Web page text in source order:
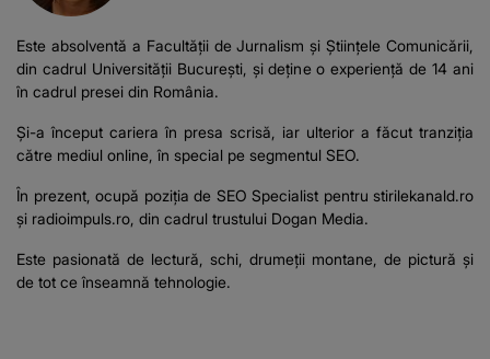
Este absolventă a Facultății de Jurnalism și Științele Comunicării,
din cadrul Universității București, şi deţine o experienţă de 14 ani
în cadrul presei din România.
Şi-a început cariera în presa scrisă, iar ulterior a făcut tranziţia
către mediul online, în special pe segmentul SEO.
În prezent, ocupă poziţia de SEO Specialist pentru stirilekanald.ro
şi radioimpuls.ro , din cadrul trustului Dogan Media.
Este pasionată de lectură, schi, drumeţii montane, de pictură şi
de tot ce înseamnă tehnologie.